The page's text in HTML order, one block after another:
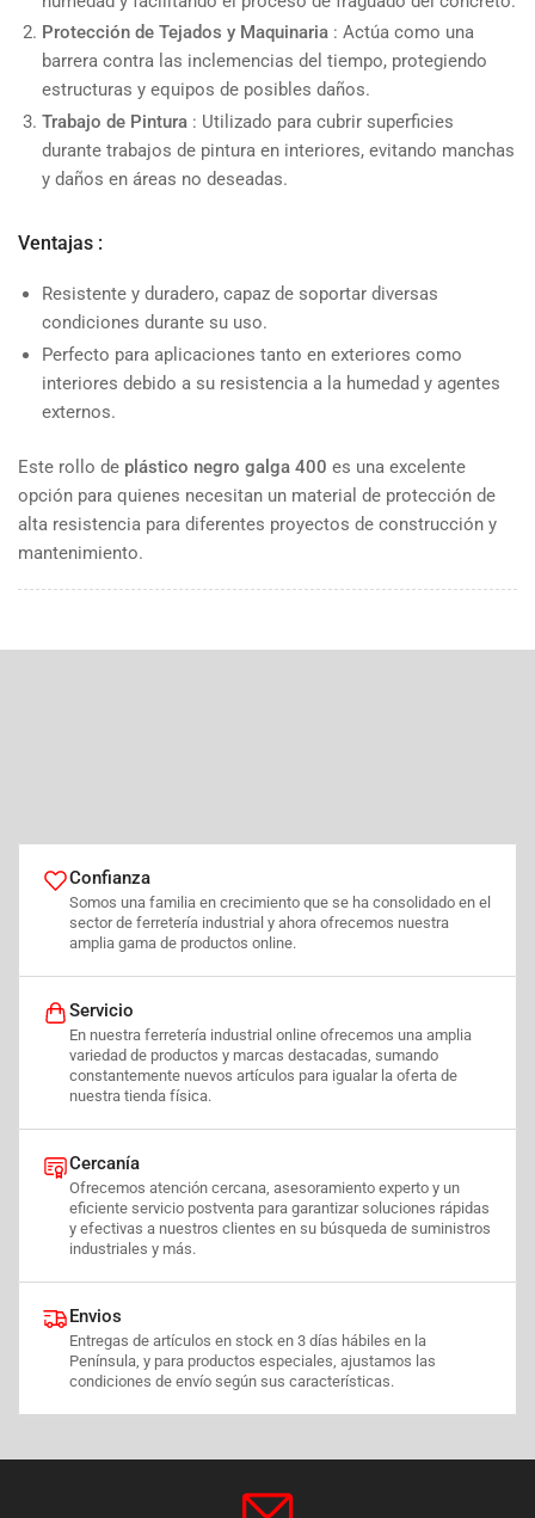
Protección de Tejados y Maquinaria : Actúa como una
barrera contra las inclemencias del tiempo, protegiendo
estructuras y equipos de posibles daños.
Trabajo de Pintura : Utilizado para cubrir superficies
durante trabajos de pintura en interiores, evitando manchas
y daños en áreas no deseadas.
Ventajas :
Resistente y duradero, capaz de soportar diversas
condiciones durante su uso.
Perfecto para aplicaciones tanto en exteriores como
interiores debido a su resistencia a la humedad y agentes
externos.
Este rollo de plástico negro galga 400 es una excelente
opción para quienes necesitan un material de protección de
alta resistencia para diferentes proyectos de construcción y
mantenimiento.
Confianza
Somos una familia en crecimiento que se ha consolidado en el
sector de ferretería industrial y ahora ofrecemos nuestra
amplia gama de productos online.
Servicio
En nuestra ferretería industrial online ofrecemos una amplia
variedad de productos y marcas destacadas, sumando
constantemente nuevos artículos para igualar la oferta de
nuestra tienda física.
Cercanía
Ofrecemos atención cercana, asesoramiento experto y un
eficiente servicio postventa para garantizar soluciones rápidas
y efectivas a nuestros clientes en su búsqueda de suministros
industriales y más.
Envios
Entregas de artículos en stock en 3 días hábiles en la
Península, y para productos especiales, ajustamos las
condiciones de envío según sus características.